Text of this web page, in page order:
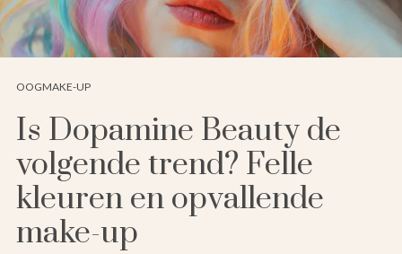
OOGMAKE-UP
Is Dopamine Beauty de
volgende trend? Felle
kleuren en opvallende
make-up